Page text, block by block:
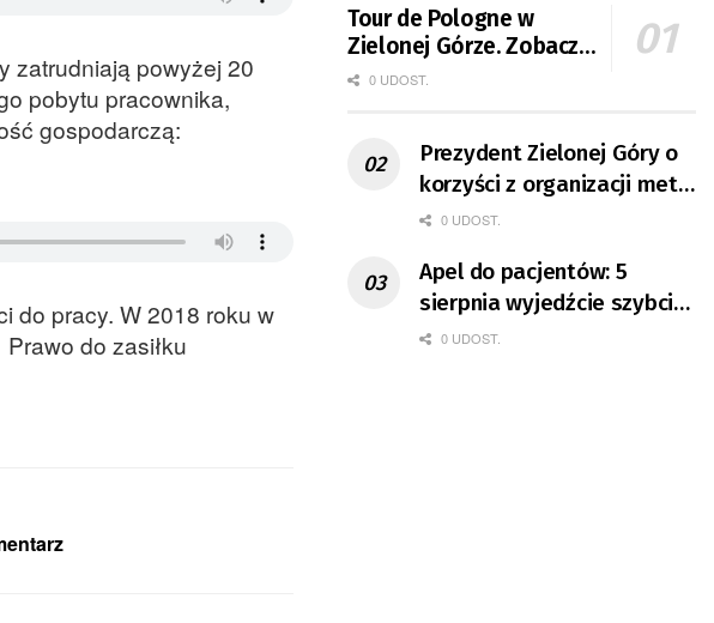
zatrudniają powyżej 20
pobytu pracownika,
gospodarczą:
do pracy. W 2018 roku w
do zasiłku
Tour de Pologne w
Zielonej Górze. Zobacz
zmiany w organizacji
0 UDOST.
Prezydent Zielonej Góry o
korzyści z organizacji mety
Tour de Pologne
0 UDOST.
Apel do pacjentów: 5
sierpnia wyjedźcie szybciej
z domów
0 UDOST.